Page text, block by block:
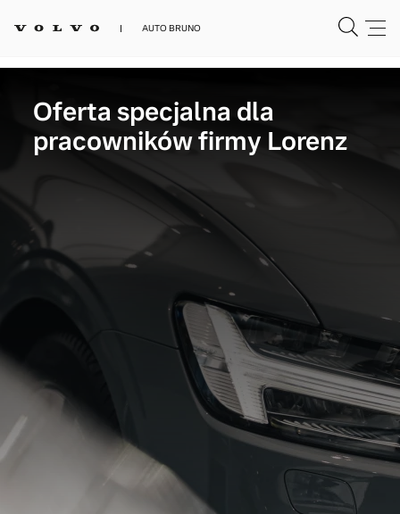
AUTO BRUNO
Oferta specjalna dla
pracowników firmy Lorenz